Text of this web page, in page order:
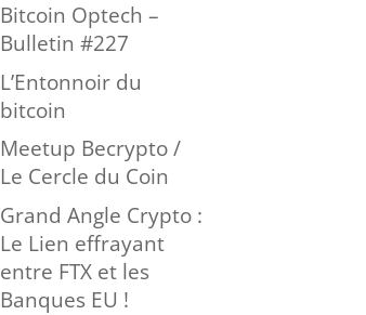
Bitcoin Optech –
Bulletin #227
L’Entonnoir du
bitcoin
Meetup Becrypto /
Le Cercle du Coin
Grand Angle Crypto :
Le Lien effrayant
entre FTX et les
Banques EU !